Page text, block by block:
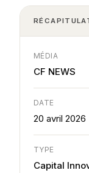
MÉDIA
CF NEWS
DATE
20 avril 2026
TYPE
Capital